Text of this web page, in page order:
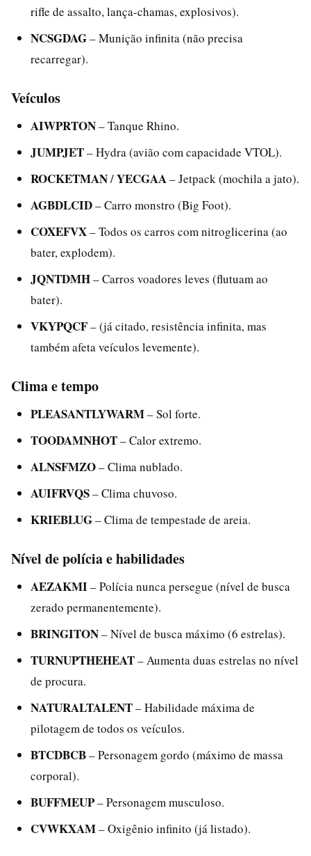
rifle de assalto, lança-chamas, explosivos).
NCSGDAG– Munição infinita (não precisa
recarregar).
Veículos
AIWPRTON– Tanque Rhino.
JUMPJET– Hydra (avião com capacidade VTOL).
ROCKETMAN/YECGAA– Jetpack (mochila a jato).
AGBDLCID– Carro monstro (Big Foot).
COXEFVX– Todos os carros com nitroglicerina (ao
bater, explodem).
JQNTDMH– Carros voadores leves (flutuam ao
bater).
VKYPQCF– (já citado, resistência infinita, mas
também afeta veículos levemente).
Clima e tempo
PLEASANTLYWARM– Sol forte.
TOODAMNHOT– Calor extremo.
ALNSFMZO– Clima nublado.
AUIFRVQS– Clima chuvoso.
KRIEBLUG– Clima de tempestade de areia.
Nível de polícia e habilidades
AEZAKMI– Polícia nunca persegue (nível de busca
zerado permanentemente).
BRINGITON– Nível de busca máximo (6 estrelas).
TURNUPTHEHEAT– Aumenta duas estrelas no nível
de procura.
NATURALTALENT– Habilidade máxima de
pilotagem de todos os veículos.
BTCDBCB– Personagem gordo (máximo de massa
corporal).
BUFFMEUP– Personagem musculoso.
CVWKXAM– Oxigênio infinito (já listado).